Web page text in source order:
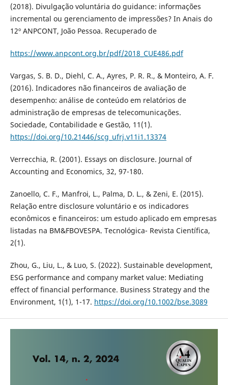
(2018). Divulgação voluntária do guidance: informações
incremental ou gerenciamento de impressões? In Anais do
12º ANPCONT, João Pessoa. Recuperado de
https://www.anpcont.org.br/pdf/2018_CUE486.pdf
Vargas, S. B. D., Diehl, C. A., Ayres, P. R. R., & Monteiro, A. F.
(2016). Indicadores não financeiros de avaliação de
desempenho: análise de conteúdo em relatórios de
administração de empresas de telecomunicações.
Sociedade, Contabilidade e Gestão, 11(1).
https://doi.org/10.21446/scg_ufrj.v11i1.13374
Verrecchia, R. (2001). Essays on disclosure. Journal of
Accounting and Economics, 32, 97-180.
Zanoello, C. F., Manfroi, L., Palma, D. L., & Zeni, E. (2015).
Relação entre disclosure voluntário e os indicadores
econômicos e financeiros: um estudo aplicado em empresas
listadas na BM&FBOVESPA. Tecnológica- Revista Científica,
2(1).
Zhou, G., Liu, L., & Luo, S. (2022). Sustainable development,
ESG performance and company market value: Mediating
effect of financial performance. Business Strategy and the
Environment, 1(1), 1-17. https://doi.org/10.1002/bse.3089